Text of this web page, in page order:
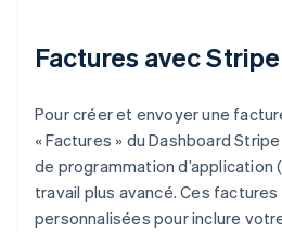
Factures avec Stripe
Pour créer et envoyer une
« Factures » du Dashboard
de programmation d’application
travail plus avancé. Ces
personnalisées pour inclure